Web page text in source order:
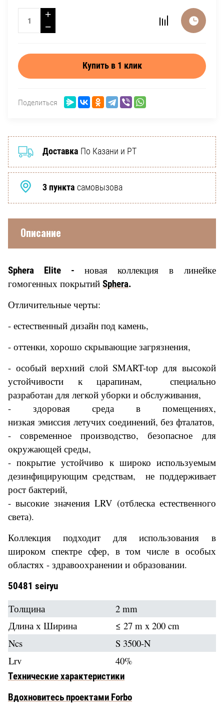
+
−
Купить в 1 клик
Поделиться
Доставка По Казани и РТ
3 пункта самовызова
Описание
Sphera Elite - новая коллекция в линейке
гомогенных покрытий Sphera.
Отличительные черты:
- естественный дизайн под камень,
- оттенки, хорошо скрывающие загрязнения,
- особый верхний слой SMART-top для высокой
устойчивости к царапинам, специально
разработан для легкой уборки и обслуживания,
- здоровая среда в помещениях,
низкая эмиссия летучих соединений, без фталатов,
- современное производство, безопасное для
окружающей среды,
- покрытие устойчиво к широко используемым
дезинфицирующим средствам, не поддерживает
рост бактерий,
- высокие значения LRV (отблеска естественного
света).
Коллекция подходит для использования в
широком спектре сфер, в том числе в особых
областях - здравоохранении и образовании.
50481 seiryu
Толщина
2 mm
Длина х Ширина
≤ 27 m x 200 cm
Ncs
S 3500-N
Lrv
40%
Технические характеристики
Вдохновитесь проектами Forbo